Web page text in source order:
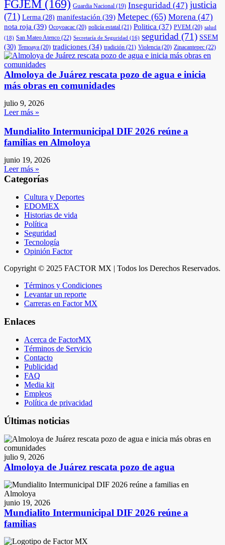
FGJEM (169) Guardia Nacional (19) Inseguridad (47) justicia
(71) Lerma (28) manifestación (39) Metepec (65) Morena (47)
nota roja (39) Ocoyoacac (20) policía estatal (21) Politica (37) PVEM (20) salud
(18) San Mateo Atenco (22) Secretaría de Seguridad (16) seguridad (71) SSEM
(30) Temoaya (20) tradiciones (34) tradición (21) Violencia (20) Zinacantepec (22)
Almoloya de Juárez rescata pozo de agua e inicia
más obras en comunidades
julio 9, 2026
Leer más »
Mundialito Intermunicipal DIF 2026 reúne a
familias en Almoloya
junio 19, 2026
Leer más »
Categorías
Cultura y Deportes
EDOMEX
Historias de vida
Política
Seguridad
Tecnología
Opinión Factor
Copyright © 2025 FACTOR MX | Todos los Derechos Reservados.
Términos y Condiciones
Levantar un reporte
Carreras en Factor MX
Enlaces
Acerca de FactorMX
Términos de Servicio
Contacto
Publicidad
FAQ
Media kit
Empleos
Política de privacidad
Últimas noticias
julio 9, 2026
Almoloya de Juárez rescata pozo de agua
junio 19, 2026
Mundialito Intermunicipal DIF 2026 reúne a
familias